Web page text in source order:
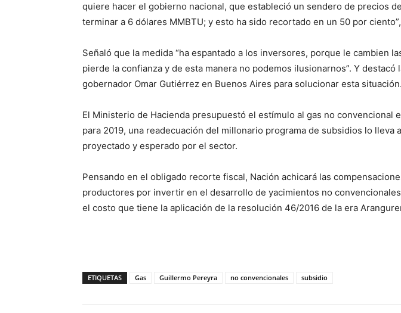
quiere hacer el gobierno nacional, que estableció un sendero de precios
terminar a 6 dólares MMBTU; y esto ha sido recortado en un 50 por
Señaló que la medida “ha espantado a los inversores, porque le cambien
pierde la confianza y de esta manera no podemos ilusionarnos”. Y destacó
gobernador Omar Gutiérrez en Buenos Aires para solucionar esta situación.
El Ministerio de Hacienda presupuestó el estímulo al gas no convencional
para 2019, una readecuación del millonario programa de subsidios lo lleva
proyectado y esperado por el sector.
Pensando en el obligado recorte fiscal, Nación achicará las
productores por invertir en el desarrollo de yacimientos no
el costo que tiene la aplicación de la resolución 46/2016 de la era
ETIQUETAS Gas Guillermo Pereyra no convencionales subsidio